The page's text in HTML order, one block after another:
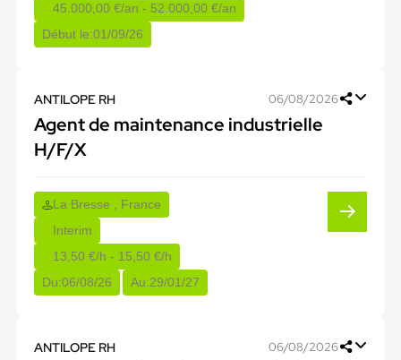
45.000,00 €/an - 52.000,00 €/an
Début le:01/09/26
ANTILOPE RH 06/08/2026
Agent de maintenance industrielle
H/F/X
La Bresse , France
Interim
13,50 €/h - 15,50 €/h
Du:06/08/26 Au:29/01/27
ANTILOPE RH 06/08/2026